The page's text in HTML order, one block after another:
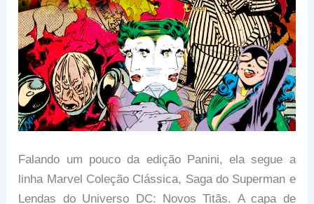
Falando um pouco da edição Panini, ela segue a
linha Marvel Coleção Clássica, Saga do Superman e
Lendas do Universo DC: Novos Titãs. A capa de